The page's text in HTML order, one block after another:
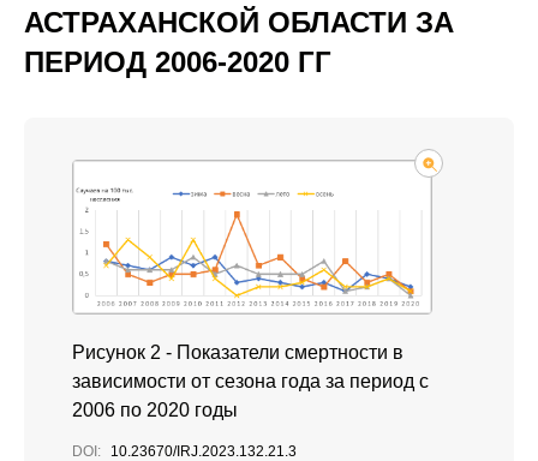
АСТРАХАНСКОЙ ОБЛАСТИ ЗА
ПЕРИОД 2006-2020 ГГ
Рисунок 2 - Показатели смертности в
зависимости от сезона года за период с
2006 по 2020 годы
DOI: 10.23670/IRJ.2023.132.21.3